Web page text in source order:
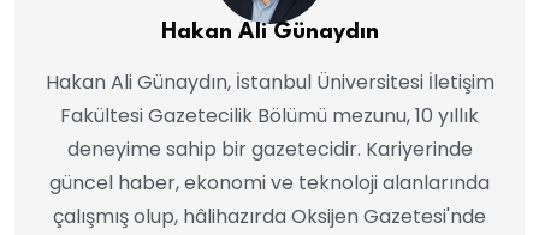
Hakan Ali Günaydın
Hakan Ali Günaydın, İstanbul Üniversitesi İletişim
Fakültesi Gazetecilik Bölümü mezunu, 10 yıllık
deneyime sahip bir gazetecidir. Kariyerinde
güncel haber, ekonomi ve teknoloji alanlarında
çalışmış olup, hâlihazırda Oksijen Gazetesi'nde